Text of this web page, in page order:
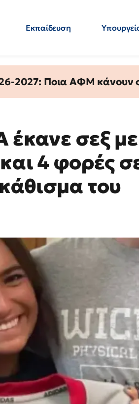
Εκπαίδευση
2027: Ποια ΑΦΜ κάνουν
έκανε σεξ με
4 φορές
του